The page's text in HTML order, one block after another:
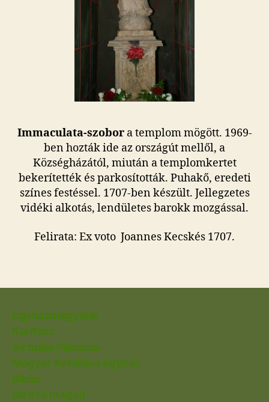
Immaculata-szobor a templom mögött. 1969-
ben hozták ide az országút mellől, a
Községházától, miután a templomkertet
bekerítették és parkosították. Puhakő, eredeti
színes festéssel. 1707-ben készült. Jellegzetes
vidéki alkotás, lendületes barokk mozgással.
Felirata: Ex voto Joannes Kecskés 1707.
Egyházmegyénk
Karitász
Virtuális Plébánia
Magyar Katolikus Egyház
Biblia
Bízd rá magad